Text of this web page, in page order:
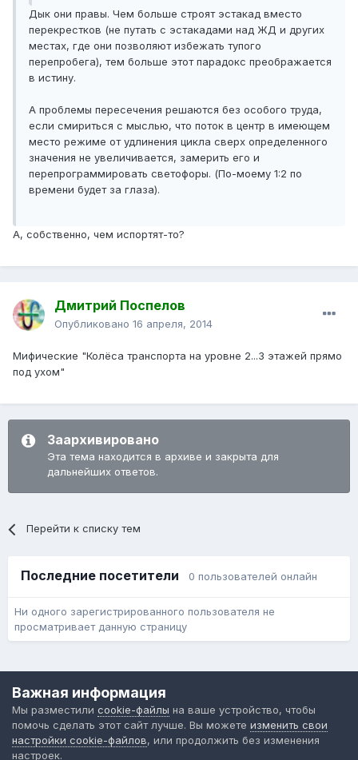
Дык они правы. Чем больше строят эстакад вместо
перекрестков (не путать с эстакадами над ЖД и других
местах, где они позволяют избежать тупого
перепробега), тем больше этот парадокс преображается
в истину.
А проблемы пересечения решаются без особого труда,
если смириться с мыслью, что поток в центр в имеющем
место режиме от удлинения цикла сверх определенного
значения не увеличивается, замерить его и
перепрограммировать светофоры. (По-моему 1:2 по
времени будет за глаза).
А, собственно, чем испортят-то?
Дмитрий Поспелов
Опубликовано 16 апреля, 2014
Мифические "Колёса транспорта на уровне 2...3 этажей прямо
под ухом"
Заархивировано
Эта тема находится в архиве и закрыта для
дальнейших ответов.
Перейти к списку тем
Последние посетители 0 пользователей онлайн
Ни одного зарегистрированного пользователя не
просматривает данную страницу
Форум общественного транспорта
Powered by Invision Community
Важная информация
Мы разместили cookie-файлы на ваше устройство, чтобы
помочь сделать этот сайт лучше. Вы можете изменить свои
настройки cookie-файлов, или продолжить без изменения
настроек.